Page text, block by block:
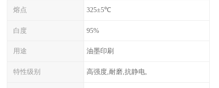
熔点 325±5℃
白度 95%
用途 油墨印刷
特性级别 高强度,耐磨,抗静电,